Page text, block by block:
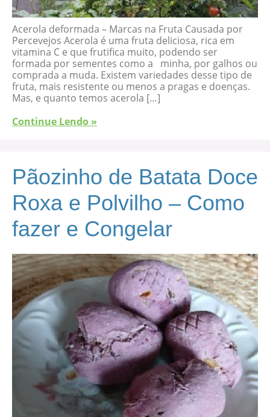
Acerola deformada – Marcas na Fruta Causada por
Percevejos Acerola é uma fruta deliciosa, rica em
vitamina C e que frutifica muito, podendo ser
formada por sementes como a minha, por galhos ou
comprada a muda. Existem variedades desse tipo de
fruta, mais resistente ou menos a pragas e doenças.
Mas, e quanto temos acerola […]
Continue Lendo »
Pãozinho de Batata Doce
Roxa e Polvilho – Como
fazer e Congelar